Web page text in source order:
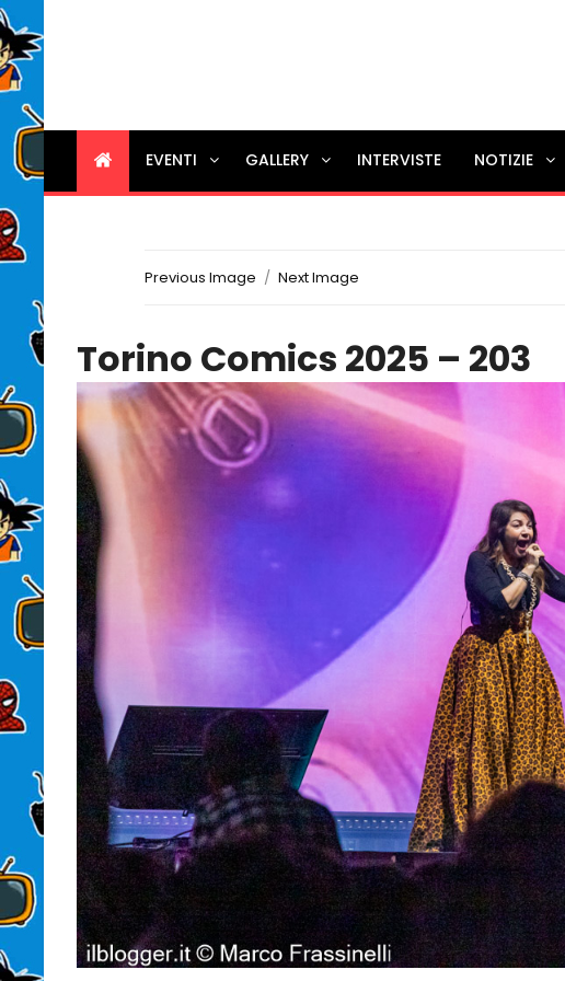
EVENTI GALLERY INTERVISTE NOTIZIE
Previous Image Next Image
Torino Comics 2025 – 203